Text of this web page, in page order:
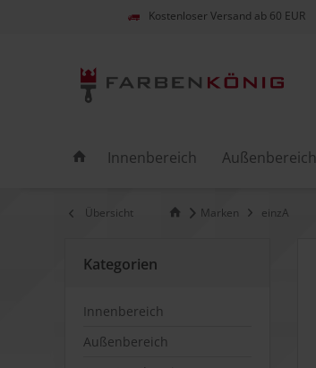
Kostenloser Versand ab 60 EUR
Innenbereich Außenbereich
Übersicht Marken einzA
Kategorien
Innenbereich
Außenbereich